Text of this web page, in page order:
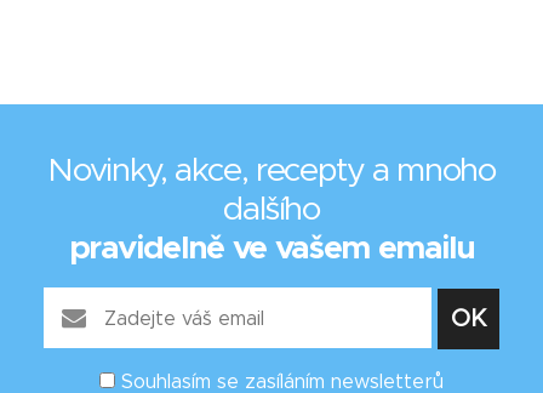
Novinky, akce, recepty a mnoho
dalšího
pravidelně ve vašem emailu
Souhlasím se zasíláním newsletterů